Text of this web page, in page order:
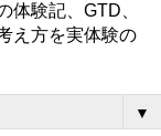
体験記、GTD、
え方を実体験の
▼